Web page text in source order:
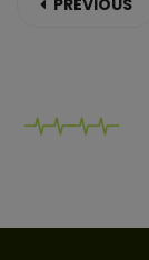
PREVIOUS